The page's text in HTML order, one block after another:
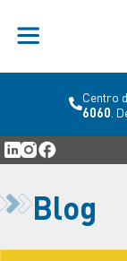
Centro
6060 .
Blog